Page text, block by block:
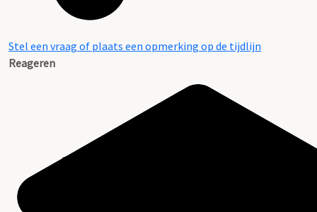
Stel een vraag of plaats een opmerking op de tijdlijn
Reageren